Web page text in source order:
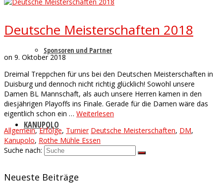
Sponsoren und Partner
KANUPOLO
Deutsche Meisterschaften 2018
on 9. Oktober 2018
Dreimal Treppchen für uns bei den Deutschen Meisterschaften in
Duisburg und dennoch nicht richtig glücklich! Sowohl unsere
Damen BL Mannschaft, als auch unsere Herren kamen in den
diesjährigen Playoffs ins Finale. Gerade für die Damen wäre das
eigentlich schon ein … Weiterlesen
Allgemein,Erfolge, Turnier Deutsche Meisterschaften, DM,
Kanupolo, Rothe Mühle Essen
Suche nach:
Neueste Beiträge